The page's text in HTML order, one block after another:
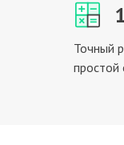
Точный
простой